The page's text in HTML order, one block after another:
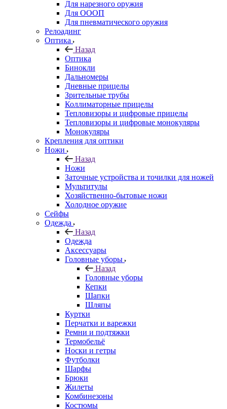
Для нарезного оружия
Для ОООП
Для пневматического оружия
Релоадинг
Оптика
Назад
Оптика
Бинокли
Дальномеры
Дневные прицелы
Зрительные трубы
Коллиматорные прицелы
Тепловизоры и цифровые прицелы
Тепловизоры и цифровые монокуляры
Монокуляры
Крепления для оптики
Ножи
Назад
Ножи
Заточные устройства и точилки для ножей
Мультитулы
Хозяйственно-бытовые ножи
Холодное оружие
Сейфы
Одежда
Назад
Одежда
Аксессуары
Головные уборы
Назад
Головные уборы
Кепки
Шапки
Шляпы
Куртки
Перчатки и варежки
Ремни и подтяжки
Термобельё
Носки и гетры
Футболки
Шарфы
Брюки
Жилеты
Комбинезоны
Костюмы